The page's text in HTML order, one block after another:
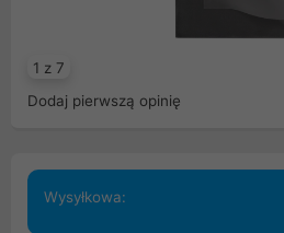
1 z 7
Dodaj pierwszą opinię
Wysyłkowa: